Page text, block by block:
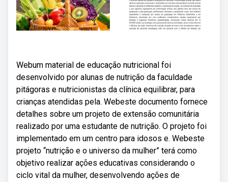
Webum material de educação nutricional foi
desenvolvido por alunas de nutrição da faculdade
pitágoras e nutricionistas da clínica equilibrar, para
crianças atendidas pela. Webeste documento fornece
detalhes sobre um projeto de extensão comunitária
realizado por uma estudante de nutrição. O projeto foi
implementado em um centro para idosos e. Webeste
projeto “nutrição e o universo da mulher” terá como
objetivo realizar ações educativas considerando o
ciclo vital da mulher, desenvolvendo ações de